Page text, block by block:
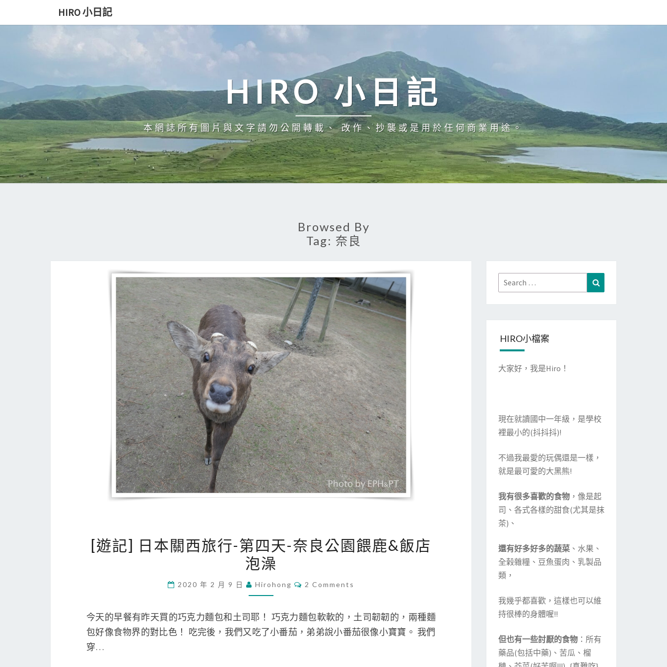
to
HIRO 小日記
HIRO 小日記
本網誌所有圖片與文字請勿公開轉載、 改作、抄襲或是用於任何商業用途。
Browsed By
Tag: 奈良
遊
記
日
關
西
[遊記] 日本關西旅行-第四天-奈良公園餵鹿&飯店
泡澡
2020 年 2 月 9 日 Hirohong
C
E
N
T
2 Comments
今天的早餐有昨天買的巧克力麵包和土司耶！ 巧克力麵包軟軟的，土司韌韌的，兩種麵
包好像食物界的對比色！ 吃完後，我們又吃了小番茄，弟弟說小番茄很像小寶寶。 我們
穿…
Search
for:
HIRO小檔案
大家好，我是Hiro！
現在就讀國中一年級，是學校
裡最小的(抖抖抖)!
不過我最愛的玩偶還是一樣，
就是最可愛的大黑熊!
我有很多喜歡的食物，像是起
司、各式各樣的甜食(尤其是抹
茶)、
還有好多好多的蔬菜、水果、
全榖雜糧、豆魚蛋肉、乳製品
類，
我幾乎都喜歡，這樣也可以維
持很棒的身體喔!!
但也有一些討厭的食物：所有
藥品(包括中藥)、苦瓜、榴